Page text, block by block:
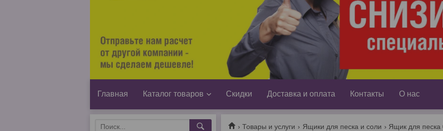
Главная Каталог товаров Скидки Доставка и оплата Контакты О нас
Товары и услуги Ящики для песка и соли Ящик для песка